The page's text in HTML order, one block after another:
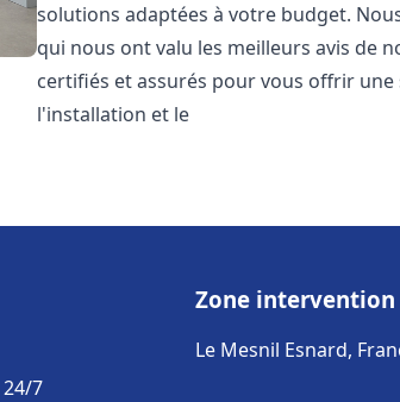
solutions adaptées à votre budget.
qui nous ont valu les meilleurs avis de
certifiés et assurés pour vous offrir
l'installation et le
7
Zone intervention
Le Mesnil Esnard,